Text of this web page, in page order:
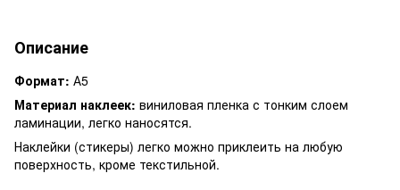
Описание
Формат: А5
Материал наклеек: виниловая пленка с тонким слоем
ламинации, легко наносятся.
Наклейки (стикеры) легко можно приклеить на любую
поверхность, кроме текстильной.